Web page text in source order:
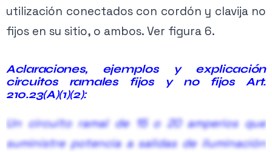
utilización conectados con cordón y clavija no
fijos en su sitio, o ambos. Ver figura 6.
Aclaraciones, ejemplos y explicación
circuitos ramales fijos y no fijosArt.
210.23(A)(1)(2):
Un circuito ramal de 15 o 20 amperios que
suministre potencia a salidas de iluminación